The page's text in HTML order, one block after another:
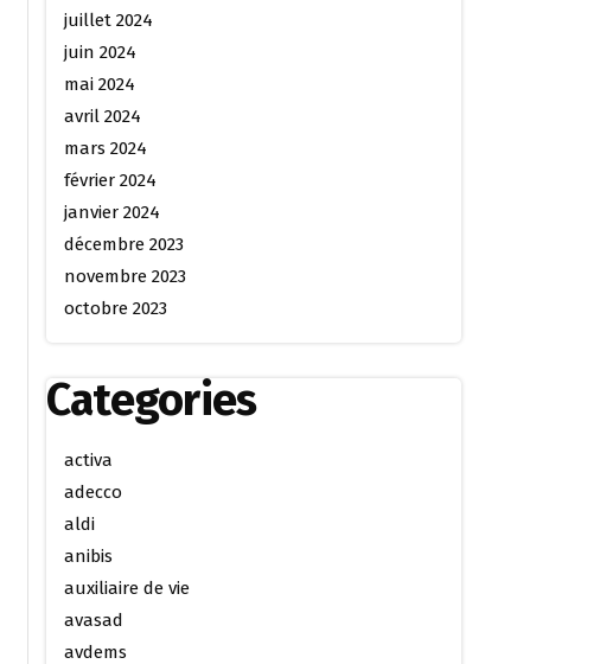
juillet 2024
juin 2024
mai 2024
avril 2024
mars 2024
février 2024
janvier 2024
décembre 2023
novembre 2023
octobre 2023
Categories
activa
adecco
aldi
anibis
auxiliaire de vie
avasad
avdems